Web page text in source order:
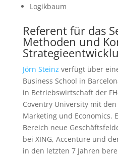
Logikbaum
Referent für das
Methoden und
Jörn Steinz verfügt über
Business School in
in Betriebswirtschaft der
Coventry University mit
Marketing und Economics.
Bereich neue
bei XING, Accenture und
in den letzten 7 Jahren